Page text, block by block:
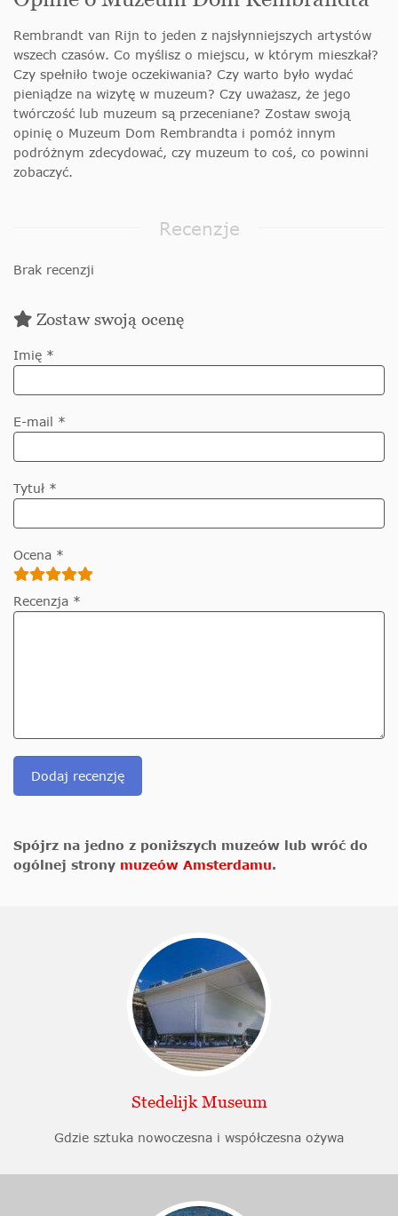
Rembrandt van Rijn to jeden z najsłynniejszych artystów
wszech czasów. Co myślisz o miejscu, w którym mieszkał?
Czy spełniło twoje oczekiwania? Czy warto było wydać
pieniądze na wizytę w muzeum? Czy uważasz, że jego
twórczość lub muzeum są przeceniane? Zostaw swoją
opinię o Muzeum Dom Rembrandta i pomóż innym
podróżnym zdecydować, czy muzeum to coś, co powinni
zobaczyć.
Recenzje
Brak recenzji
Zostaw swoją ocenę
Imię *
E-mail *
Tytuł *
Ocena *
Recenzja *
Dodaj recenzję
Spójrz na jedno z poniższych muzeów lub wróć do
ogólnej strony muzeów Amsterdamu.
Stedelijk Museum
Gdzie sztuka nowoczesna i współczesna ożywa